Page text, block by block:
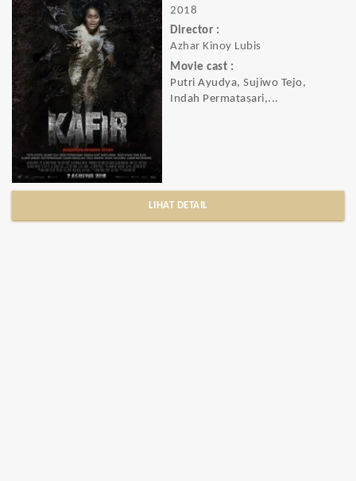
2018
Director :
Azhar Kinoy Lubis
Movie cast :
Putri Ayudya, Sujiwo Tejo,
Indah Permatasari,...
LIHAT DETAIL